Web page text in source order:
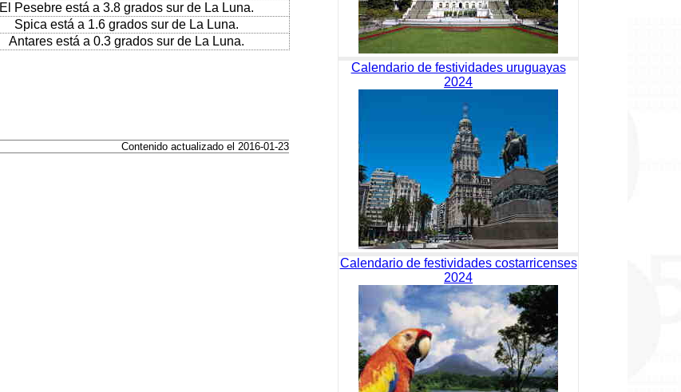
El Pesebre está a 3.8 grados sur de La Luna.
Spica está a 1.6 grados sur de La Luna.
Antares está a 0.3 grados sur de La Luna.
Contenido actualizado el 2016-01-23
Calendario de festividades uruguayas
2024
Calendario de festividades costarricenses
2024